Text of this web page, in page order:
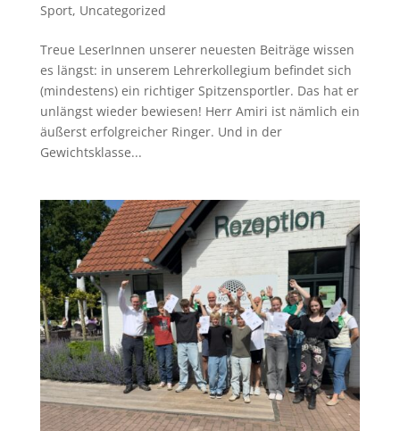
Sport, Uncategorized
Treue LeserInnen unserer neuesten Beiträge wissen
es längst: in unserem Lehrerkollegium befindet sich
(mindestens) ein richtiger Spitzensportler. Das hat er
unlängst wieder bewiesen! Herr Amiri ist nämlich ein
äußerst erfolgreicher Ringer. Und in der
Gewichtsklasse...